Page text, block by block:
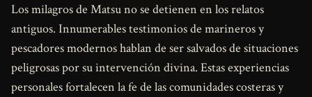
Los milagros de Matsu no se detienen en los relatos
antiguos. Innumerables testimonios de marineros y
pescadores modernos hablan de ser salvados de situaciones
peligrosas por su intervención divina. Estas experiencias
personales fortalecen la fe de las comunidades costeras y